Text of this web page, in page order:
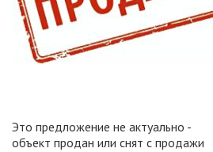
Это предложение не актуально -
объект продан или снят с продажи